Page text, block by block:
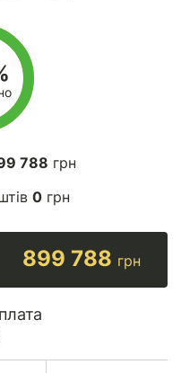
788 грн
0 грн
899 788 грн